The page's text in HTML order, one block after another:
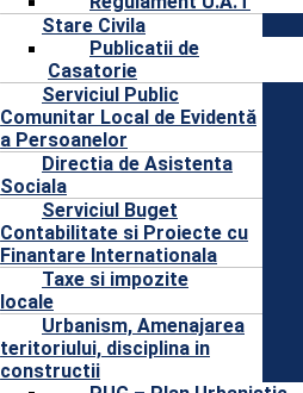
Stare Civila
Publicatii de
Casatorie
Serviciul Public
Comunitar Local de Evidentă
a Persoanelor
Directia de Asistenta
Sociala
Serviciul Buget
Contabilitate si Proiecte cu
Finantare Internationala
Taxe si impozite
locale
Urbanism, Amenajarea
teritoriului, disciplina in
constructii